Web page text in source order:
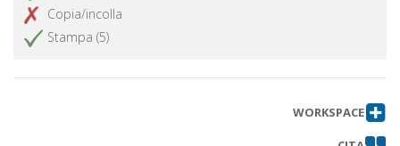
Copia/incolla
Stampa (5)
WORKSPACE